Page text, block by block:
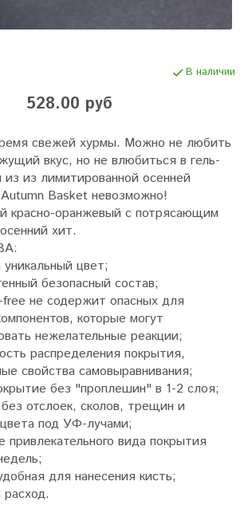
В наличии
528.00 руб
свежей хурмы. Можно не любить
вкус, но не влюбиться в гель-
из лимитированной осенней
Basket невозможно!
красно-оранжевый с потрясающим
хит.
цвет;
безопасный состав;
не содержит опасных для
которые могут
нежелательные реакции;
распределения покрытия,
свойства самовыравнивания;
без "проплешин" в 1-2 слоя;
отслоек, сколов, трещин и
под УФ-лучами;
привлекательного вида покрытия
для нанесения кисть;